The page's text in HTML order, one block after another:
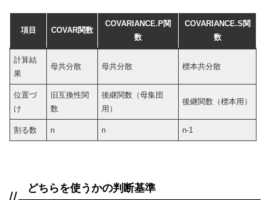
項目 COVAR関数
COVARIANCE.P関
数
COVARIANCE.S関
数
計算結
果
母共分散 母共分散 標本共分散
位置づ
け
旧互換性関
数
後継関数（母集団
用）
後継関数（標本用）
割る数 n n n-1
どちらを使うかの判断基準